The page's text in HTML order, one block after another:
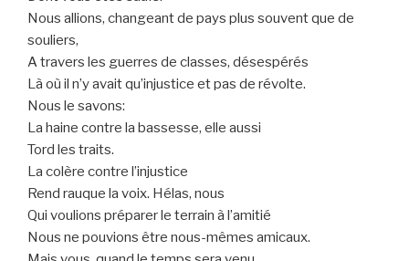
Nous allions, changeant de pays plus souvent que de
souliers,
A travers les guerres de classes, désespérés
Là où il n’y avait qu’injustice et pas de révolte.
Nous le savons:
La haine contre la bassesse, elle aussi
Tord les traits.
La colère contre l’injustice
Rend rauque la voix. Hélas, nous
Qui voulions préparer le terrain à l’amitié
Nous ne pouvions être nous-mêmes amicaux.